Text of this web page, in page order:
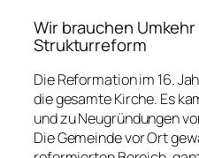
Wir brauchen
Strukturreform
Die Reformation im 16.
die gesamte Kirche. Es
und zu Neugründungen
Die Gemeinde vor Ort